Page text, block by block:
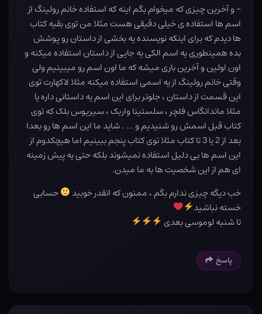
– و آخرین چیزی که میخوام بگم اینه که استفاده خانم رولینگ از
اسم ها استفاده ی خیلی دقیقی هست مثلا من توی بقیه کتاب
ها دیدم که برای اینکه نویسنده یه بخشی از داستان رو پوشش
بده همینطوری یه اسم الکی یه جایی از داستان استفاده میکنه و
اون اولین و آخرین باری میشه که ما اون اسم رو میبینیم ولی
وقتی خانم رولینگ از یه اسمی استفاده میکنه مثلا لاکهارت توی
این قسمت از داستان ، جلوتر برای این اسم یه داستانی داره یا
مثلا ماندانگاس فلچر ، سلستینا واربک ، سیریوس بلک که توی
کتاب قبل اسمش رو شنیدیم و … . شاید ما این اسم ها رو بعدا
بعد از 2 یا 3 تا کتاب مثلا توی کتاب پنجم ببینیم اما هیچکدوم از
این اسم ها بی دلیل استفاده نمیشوند بلکه حتی یه پیش زمینه
ای هم از این شخصیت ها به ما میدن.
خب دیگه چیزی ندارم بگم ، ممنون که انقدر خوبید
حسابی
خسته نباشید
تا شنبه لوموسی بعدی
پاسخ